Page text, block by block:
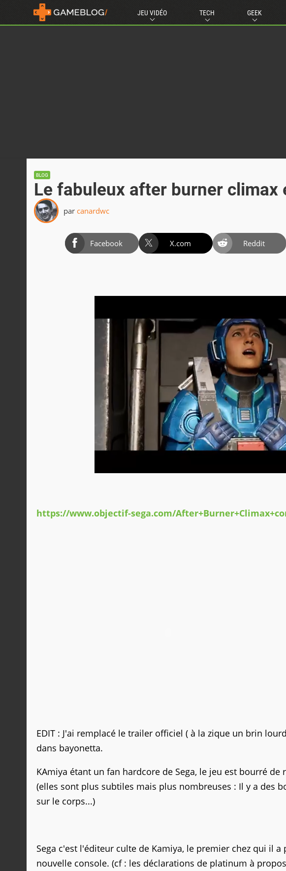
JEU VIDÉO TECH GEEK
BLOG
Le fabuleux after burner climax
par canardwc
Facebook X.com Reddit
https://www.objectif-sega.com/
EDIT : J'ai remplacé le trailer officiel ( à la zique un brin
dans bayonetta.
KAmiya étant un fan hardcore de Sega, le jeu est bourré
(elles sont plus subtiles mais plus nombreuses : Il y a des
sur le corps...)
Sega c'est l'éditeur culte de Kamiya, le premier chez qui il
nouvelle console. (cf : les déclarations de platinum à